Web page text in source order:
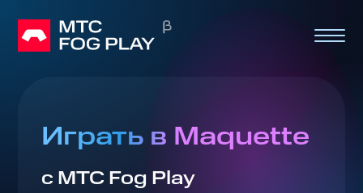
Играть в Maquette
с МТС Fog Play